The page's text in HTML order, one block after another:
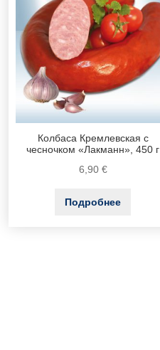
Колбаса Кремлевская с
чесночком «Лакманн», 450 г
6,90 €
Подробнее